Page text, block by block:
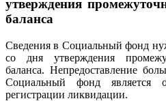
утверждения
баланса
Сведения в Социальный фонд
со дня утверждения
баланса. Непредоставление
Социальный фонд является
регистрации ликвидации.